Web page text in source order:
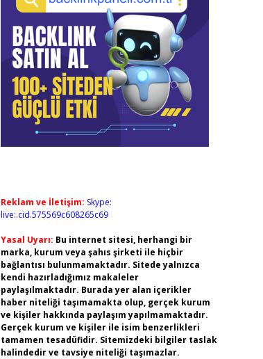
Reklam ve İletişim: Skype:
live:.cid.575569c608265c69
Yasal Uyarı: Bu internet sitesi, herhangi bir
marka, kurum veya şahıs şirketi ile hiçbir
bağlantısı bulunmamaktadır. Sitede yalnızca
kendi hazırladığımız makaleler
paylaşılmaktadır. Burada yer alan içerikler
haber niteliği taşımamakta olup, gerçek kurum
ve kişiler hakkında paylaşım yapılmamaktadır.
Gerçek kurum ve kişiler ile isim benzerlikleri
tamamen tesadüfidir. Sitemizdeki bilgiler taslak
halindedir ve tavsiye niteliği taşımazlar.